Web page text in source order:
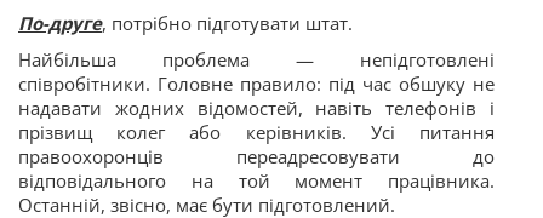
По-друге, потрібно підготувати штат.
Найбільша проблема — непідготовлені
співробітники. Головне правило: під час обшуку не
надавати жодних відомостей, навіть телефонів і
прізвищ колег або керівників. Усі питання
правоохоронців переадресовувати до
відповідального на той момент працівника.
Останній, звісно, має бути підготовлений.